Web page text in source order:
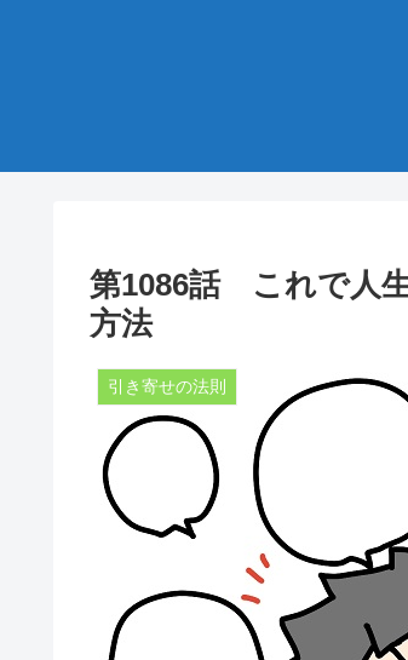
第1086話 これで人生
方法
引き寄せの法則